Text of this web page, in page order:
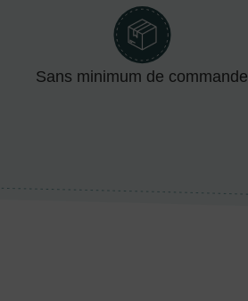
Sans minimum de commande